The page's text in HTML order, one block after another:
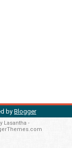
by Blogger
Lasantha -